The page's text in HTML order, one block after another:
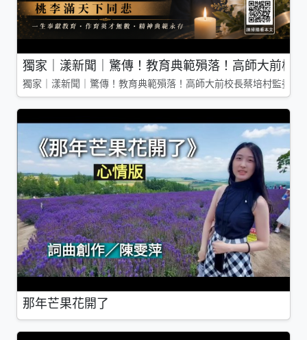
獨家｜漾新聞｜驚傳！教育典範殞落！高師大前校
獨家｜漾新聞｜驚傳！教育典範殞落！高師大前校長蔡培村監委
那年芒果花開了